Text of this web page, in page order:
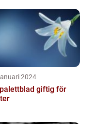
2024
giftig för